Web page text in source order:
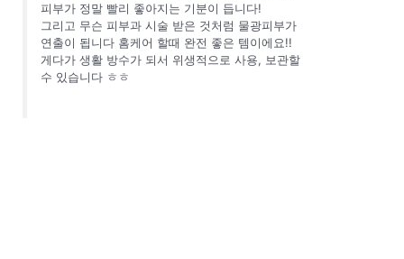
피부가 정말 빨리 좋아지는 기분이 듭니다!
그리고 무슨 피부과 시술 받은 것처럼 물광피부가
연출이 됩니다 홈케어 할때 완전 좋은 템이에요!!
게다가 생활 방수가 되서 위생적으로 사용, 보관할
수 있습니다 ㅎㅎ